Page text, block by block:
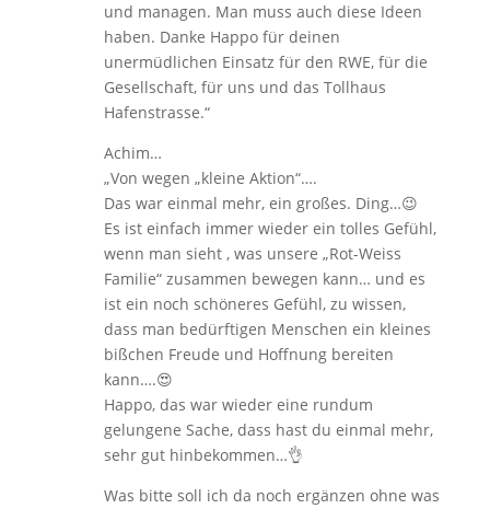
und managen. Man muss auch diese Ideen
haben. Danke Happo für deinen
unermüdlichen Einsatz für den RWE, für die
Gesellschaft, für uns und das Tollhaus
Hafenstrasse.“
Achim…
„Von wegen „kleine Aktion“….
Das war einmal mehr, ein großes. Ding…😉
Es ist einfach immer wieder ein tolles Gefühl,
wenn man sieht , was unsere „Rot-Weiss
Familie“ zusammen bewegen kann… und es
ist ein noch schöneres Gefühl, zu wissen,
dass man bedürftigen Menschen ein kleines
bißchen Freude und Hoffnung bereiten
kann….😍
Happo, das war wieder eine rundum
gelungene Sache, dass hast du einmal mehr,
sehr gut hinbekommen…👌
Was bitte soll ich da noch ergänzen ohne was